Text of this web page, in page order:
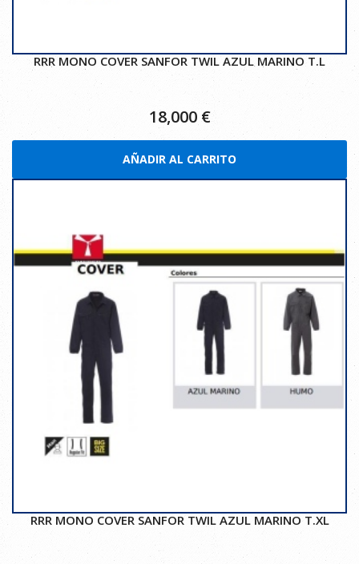
RRR MONO COVER SANFOR TWIL AZUL MARINO T.L
18,000 €
AÑADIR AL CARRITO
RRR MONO COVER SANFOR TWIL AZUL MARINO T.XL